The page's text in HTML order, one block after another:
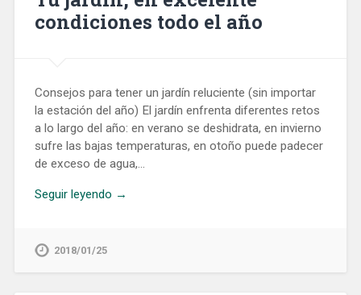
condiciones todo el año
Consejos para tener un jardín reluciente (sin importar
la estación del año) El jardín enfrenta diferentes retos
a lo largo del año: en verano se deshidrata, en invierno
sufre las bajas temperaturas, en otoño puede padecer
de exceso de agua,…
Seguir leyendo →
2018/01/25